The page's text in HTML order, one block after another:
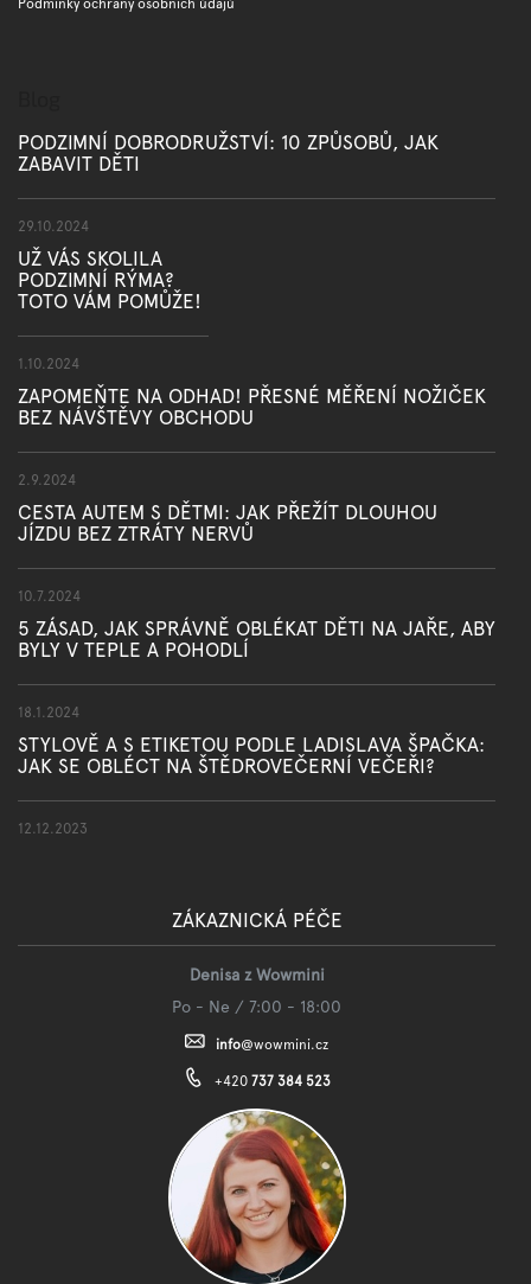
PODZIMNÍ DOBRODRUŽSTVÍ: 10 ZPŮSOBŮ, JAK
ZABAVIT DĚTI
29.10.2024
UŽ VÁS SKOLILA
PODZIMNÍ RÝMA?
TOTO VÁM POMŮŽE!
1.10.2024
ZAPOMEŇTE NA ODHAD! PŘESNÉ MĚŘENÍ NOŽIČEK
BEZ NÁVŠTĚVY OBCHODU
2.9.2024
CESTA AUTEM S DĚTMI: JAK PŘEŽÍT DLOUHOU
JÍZDU BEZ ZTRÁTY NERVŮ
10.7.2024
5 ZÁSAD, JAK SPRÁVNĚ OBLÉKAT DĚTI NA JAŘE, ABY
BYLY V TEPLE A POHODLÍ
18.1.2024
STYLOVĚ A S ETIKETOU PODLE LADISLAVA ŠPAČKA:
JAK SE OBLÉCT NA ŠTĚDROVEČERNÍ VEČEŘI?
12.12.2023
ZÁKAZNICKÁ PÉČE
Denisa z Wowmini
Po - Ne / 7:00 - 18:00
info@wowmini.cz
+420 737 384 523